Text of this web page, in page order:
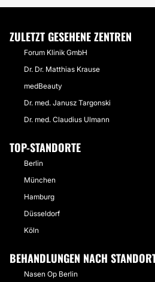
ZULETZT GESEHENE ZENTREN
Forum Klinik GmbH
Dr. Dr. Matthias Krause
medBeauty
Dr. med. Janusz Targonski
Dr. med. Claudius Ulmann
TOP-STANDORTE
Berlin
München
Hamburg
Düsseldorf
Köln
BEHANDLUNGEN NACH
Nasen Op Berlin